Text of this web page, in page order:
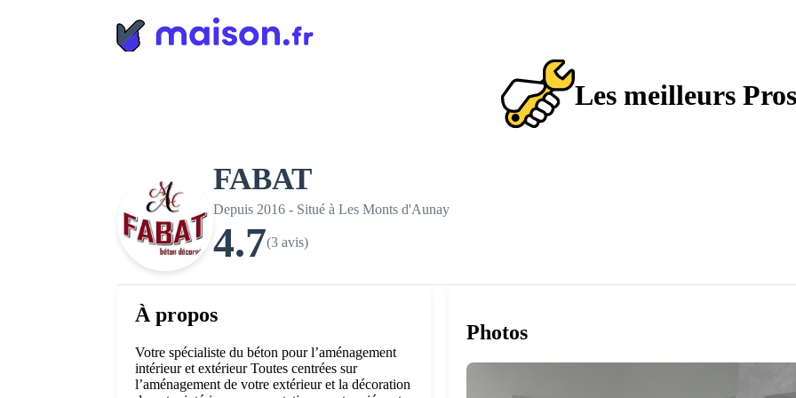
Les meilleurs
FABAT
Depuis 2016 - Situé à Les Monts d'Aunay
4.7(3 avis)
À propos
Votre spécialiste du béton pour l’aménagement
intérieur et extérieur Toutes centrées sur
l’aménagement de votre extérieur et la décoration
Photos